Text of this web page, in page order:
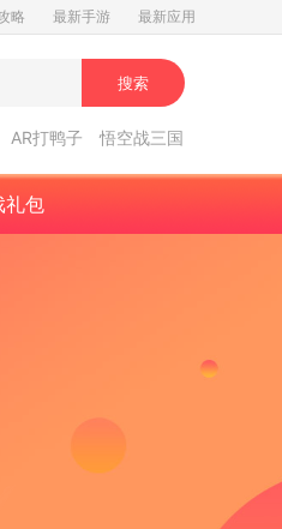
略 最新手游 最新应用
搜索
AR打鸭子 悟空战三国
礼包